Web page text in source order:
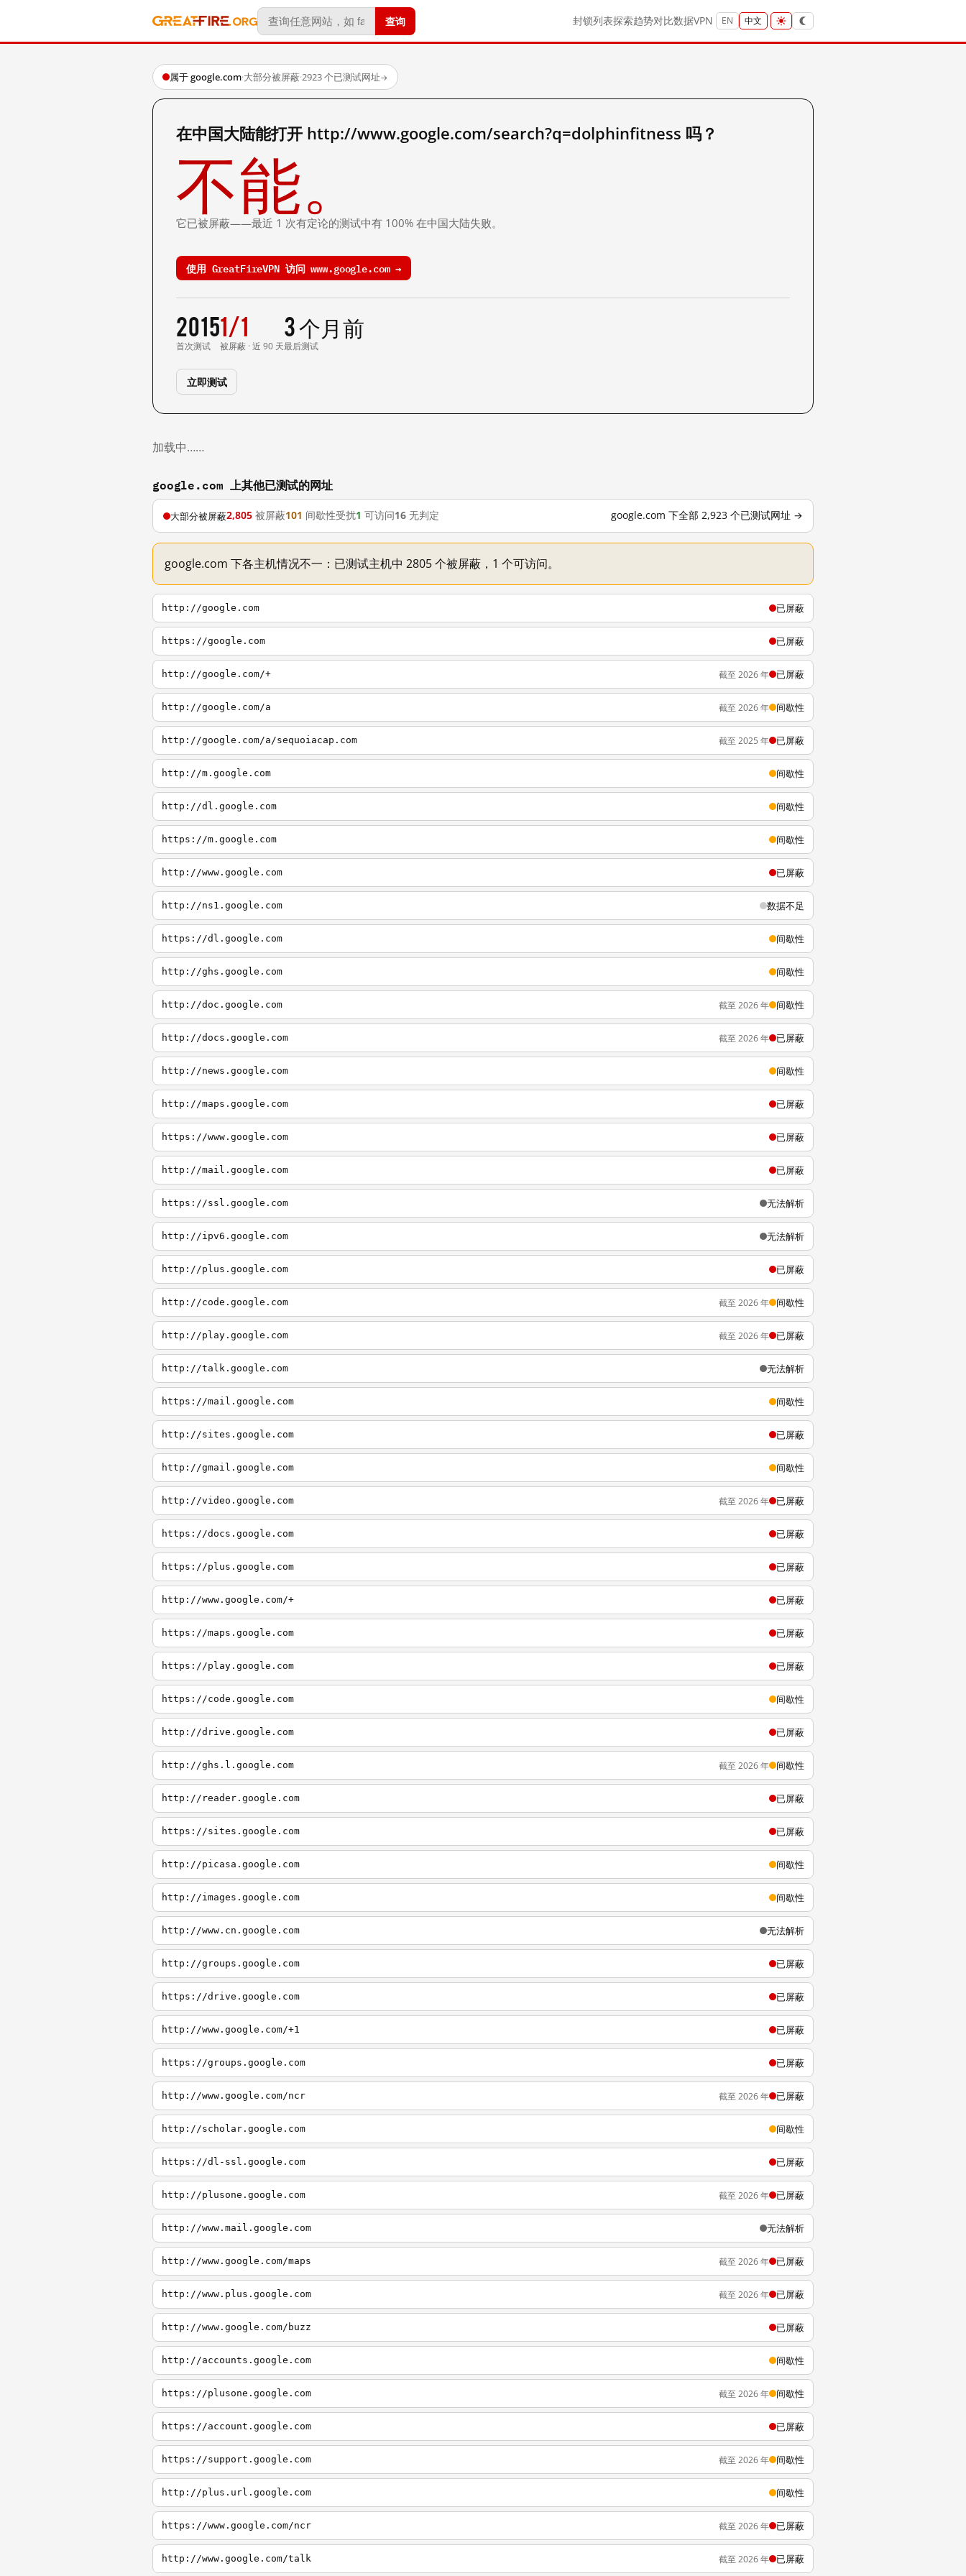
查询 封锁列表探索趋势对比数据VPN EN 中文
属于 google.com·大部分被屏蔽·2923 个已测试网址→
在中国大陆能打开 http://www.google.com/search?q=dolphinfitness 吗？
不能。
它已被屏蔽——最近 1 次有定论的测试中有 100% 在中国大陆失败。
使用 GreatFireVPN 访问 www.google.com →
2015
首次测试
1/1
被屏蔽 · 近 90 天
3 个月前
最后测试
立即测试
加载中……
google.com 上其他已测试的网址
大部分被屏蔽2,805 被屏蔽101 间歇性受扰1 可访问16 无判定 google.com 下全部 2,923 个已测试网址 →
google.com 下各主机情况不一：已测试主机中 2805 个被屏蔽，1 个可访问。
http://google.com 已屏蔽
https://google.com 已屏蔽
http://google.com/+ 截至 2026 年 已屏蔽
http://google.com/a 截至 2026 年 间歇性
http://google.com/a/sequoiacap.com 截至 2025 年 已屏蔽
http://m.google.com 间歇性
http://dl.google.com 间歇性
https://m.google.com 间歇性
http://www.google.com 已屏蔽
http://ns1.google.com 数据不足
https://dl.google.com 间歇性
http://ghs.google.com 间歇性
http://doc.google.com 截至 2026 年 间歇性
http://docs.google.com 截至 2026 年 已屏蔽
http://news.google.com 间歇性
http://maps.google.com 已屏蔽
https://www.google.com 已屏蔽
http://mail.google.com 已屏蔽
https://ssl.google.com 无法解析
http://ipv6.google.com 无法解析
http://plus.google.com 已屏蔽
http://code.google.com 截至 2026 年 间歇性
http://play.google.com 截至 2026 年 已屏蔽
http://talk.google.com 无法解析
https://mail.google.com 间歇性
http://sites.google.com 已屏蔽
http://gmail.google.com 间歇性
http://video.google.com 截至 2026 年 已屏蔽
https://docs.google.com 已屏蔽
https://plus.google.com 已屏蔽
http://www.google.com/+ 已屏蔽
https://maps.google.com 已屏蔽
https://play.google.com 已屏蔽
https://code.google.com 间歇性
http://drive.google.com 已屏蔽
http://ghs.l.google.com 截至 2026 年 间歇性
http://reader.google.com 已屏蔽
https://sites.google.com 已屏蔽
http://picasa.google.com 间歇性
http://images.google.com 间歇性
http://www.cn.google.com 无法解析
http://groups.google.com 已屏蔽
https://drive.google.com 已屏蔽
http://www.google.com/+1 已屏蔽
https://groups.google.com 已屏蔽
http://www.google.com/ncr 截至 2026 年 已屏蔽
http://scholar.google.com 间歇性
https://dl-ssl.google.com 已屏蔽
http://plusone.google.com 截至 2026 年 已屏蔽
http://www.mail.google.com 无法解析
http://www.google.com/maps 截至 2026 年 已屏蔽
http://www.plus.google.com 截至 2026 年 已屏蔽
http://www.google.com/buzz 已屏蔽
http://accounts.google.com 间歇性
https://plusone.google.com 截至 2026 年 间歇性
https://account.google.com 已屏蔽
https://support.google.com 截至 2026 年 间歇性
http://plus.url.google.com 间歇性
https://www.google.com/ncr 截至 2026 年 已屏蔽
http://www.google.com/talk 截至 2026 年 已屏蔽